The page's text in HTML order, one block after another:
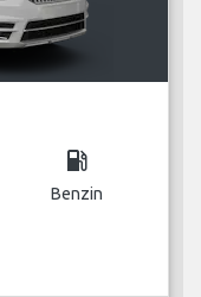
local_gas_station
Benzin